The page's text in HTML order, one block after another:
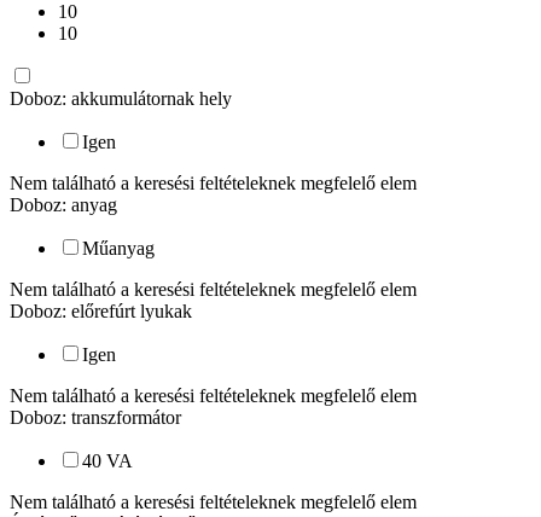
10
10
Doboz: akkumulátornak hely
Igen
Nem található a keresési feltételeknek megfelelő elem
Doboz: anyag
Műanyag
Nem található a keresési feltételeknek megfelelő elem
Doboz: előrefúrt lyukak
Igen
Nem található a keresési feltételeknek megfelelő elem
Doboz: transzformátor
40 VA
Nem található a keresési feltételeknek megfelelő elem